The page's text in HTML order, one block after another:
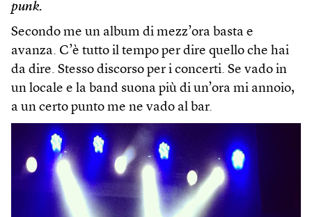
punk.
Secondo me un album di mezz’ora basta e
avanza. C’è tutto il tempo per dire quello che hai
da dire. Stesso discorso per i concerti. Se vado in
un locale e la band suona più di un’ora mi annoio,
a un certo punto me ne vado al bar.